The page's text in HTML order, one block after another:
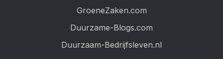
GroeneZaken.com
Duurzame-Blogs.com
Duurzaam-Bedrijfsleven.nl